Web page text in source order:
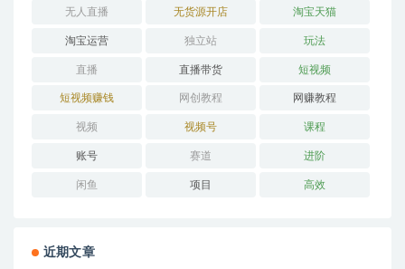
无人直播 无货源开店 淘宝天猫
淘宝运营 独立站 玩法
直播 直播带货 短视频
短视频赚钱 网创教程 网赚教程
视频 视频号 课程
账号 赛道 进阶
闲鱼 项目 高效
近期文章